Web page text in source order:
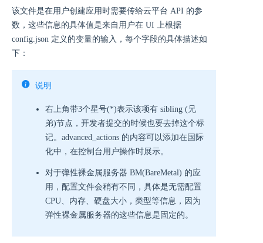
该文件是在用户创建应用时需要传给云平台 API 的参
数，这些信息的具体值是来自用户在 UI 上根据
config.json 定义的变量的输入，每个字段的具体描述如
下：
说明
右上角带3个星号(*)表示该项有 sibling (兄
弟)节点，开发者提交的时候也要去掉这个标
记。advanced_actions 的内容可以添加在国际
化中，在控制台用户操作时展示。
对于弹性裸金属服务器 BM(BareMetal) 的应
用，配置文件会稍有不同，具体是无需配置
CPU、内存、硬盘大小，类型等信息，因为
弹性裸金属服务器的这些信息是固定的。